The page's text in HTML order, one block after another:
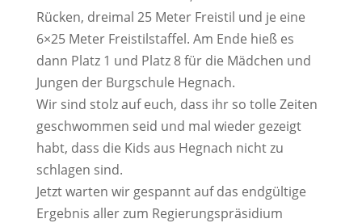
Rücken, dreimal 25 Meter Freistil und je eine
6×25 Meter Freistilstaffel. Am Ende hieß es
dann Platz 1 und Platz 8 für die Mädchen und
Jungen der Burgschule Hegnach.
Wir sind stolz auf euch, dass ihr so tolle Zeiten
geschwommen seid und mal wieder gezeigt
habt, dass die Kids aus Hegnach nicht zu
schlagen sind.
Jetzt warten wir gespannt auf das endgültige
Ergebnis aller zum Regierungspräsidium